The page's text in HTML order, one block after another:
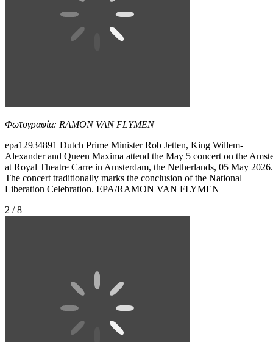
Φωτογραφία: RAMON VAN FLYMEN
epa12934891 Dutch Prime Minister Rob Jetten, King Willem-
Alexander and Queen Maxima attend the May 5 concert on the
at Royal Theatre Carre in Amsterdam, the Netherlands, 05 May 2026.
The concert traditionally marks the conclusion of the National
Liberation Celebration. EPA/RAMON VAN FLYMEN
2 / 8